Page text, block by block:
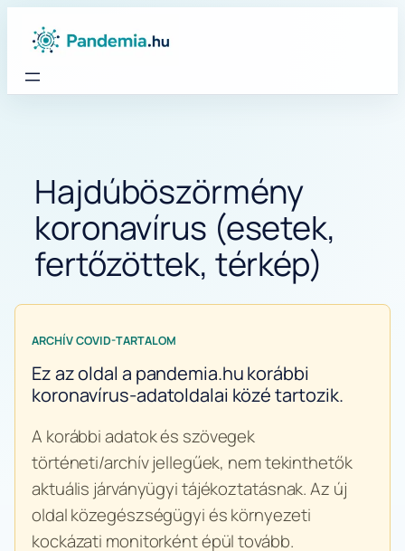
Hajdúböszörmény
koronavírus (esetek,
fertőzöttek, térkép)
ARCHÍV COVID-TARTALOM
Ez az oldal a pandemia.hu korábbi
koronavírus-adatoldalai közé tartozik.
A korábbi adatok és szövegek
történeti/archív jellegűek, nem tekinthetők
aktuális járványügyi tájékoztatásnak. Az új
oldal közegészségügyi és környezeti
kockázati monitorként épül tovább.